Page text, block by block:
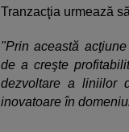
Tranzacţia urmează
"Prin această
de a creşte
dezvoltare a liniilor
inovatoare în